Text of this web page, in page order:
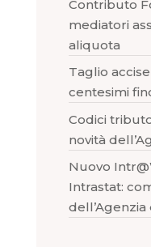
Contributo
mediatori
aliquota
Taglio
centesimi
Codici
novità
Nuovo
Intrastat: